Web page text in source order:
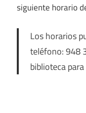
siguiente horario
Los horarios
teléfono: 948
biblioteca